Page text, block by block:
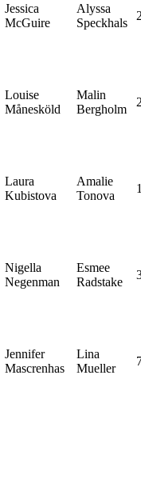
Jessica
McGuire
Alyssa
Speckhals
Louise
Månesköld
Malin
Bergholm
Laura
Kubistova
Amalie
Tonova
Nigella
Negenman
Esmee
Radstake
Jennifer
Mascrenhas
Lina
Mueller